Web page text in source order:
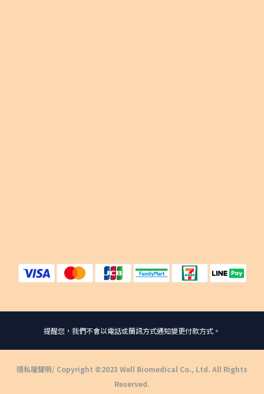
提醒您，我們不會以電話或簡訊方式通知變更付款方式。
隱私權聲明/ Copyright ©2023 Well Biomedical Co., Ltd. All Rights
Reserved.